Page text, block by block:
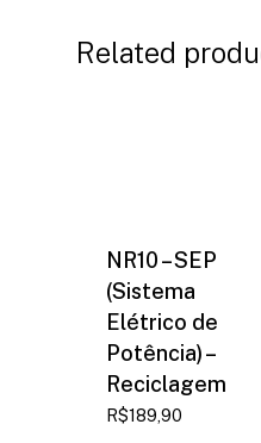
Related
NR10 – SEP
(Sistema
Elétrico de
Potência) –
Reciclagem
R$189,90